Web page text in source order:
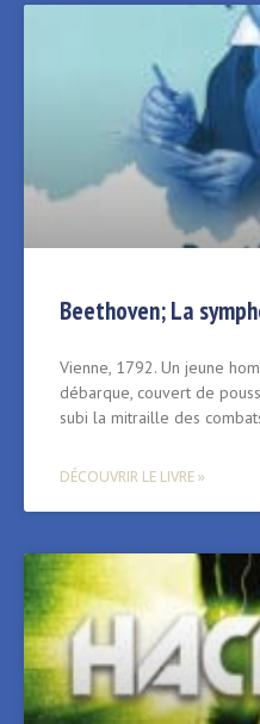
Beethoven; La
Vienne, 1792. Un jeune
débarque, couvert de
subi la mitraille des
DÉCOUVRIR LE LIVRE »